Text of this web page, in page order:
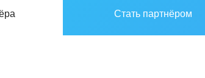
Стать партнёром